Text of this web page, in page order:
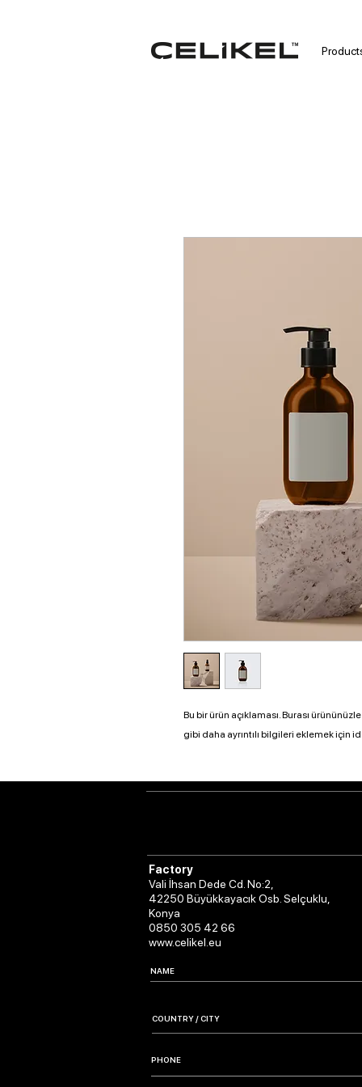
Bu bir ürün açıklaması. Burası
gibi daha ayrıntılı bilgileri eklemek için
Factory
Vali İhsan Dede Cd. No:2,
42250 Büyükkayacık Osb. Selçuklu,
Konya
0850 305 42 66
www.celikel.eu